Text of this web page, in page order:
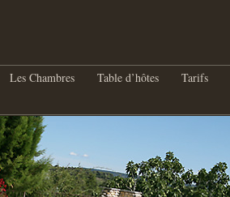
Les Chambres Table d’hôtes Tarifs